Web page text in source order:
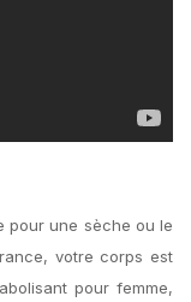
pour une sèche ou le
votre corps est
pour femme,